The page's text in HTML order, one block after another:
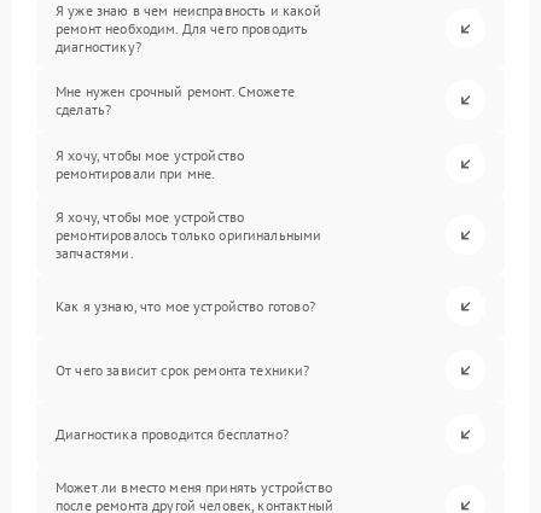
Я уже знаю в чем неисправность и какой
ремонт необходим. Для чего проводить
диагностику?
Мне нужен срочный ремонт. Сможете
сделать?
Я хочу, чтобы мое устройство
ремонтировали при мне.
Я хочу, чтобы мое устройство
ремонтировалось только оригинальными
запчастями.
Как я узнаю, что мое устройство готово?
От чего зависит срок ремонта техники?
Диагностика проводится бесплатно?
Может ли вместо меня принять устройство
после ремонта другой человек, контактный